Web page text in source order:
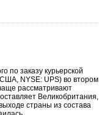
по заказу курьерской
NYSE: UPS) во втором
рассматривают
Великобритания,
страны из состава